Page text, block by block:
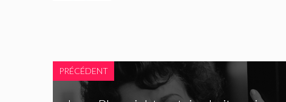
PRÉCÉDENT